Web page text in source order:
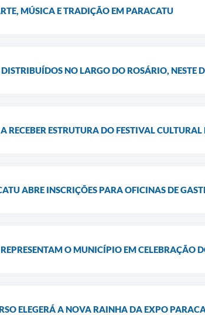
MÚSICA E TRADIÇÃO EM PARACATU
DISTRIBUÍDOS NO LARGO DO ROSÁRIO,
RECEBER ESTRUTURA DO FESTIVAL
ABRE INSCRIÇÕES PARA OFICINAS DE
O MUNICÍPIO EM CELEBRAÇÃO
ELEGERÁ A NOVA RAINHA DA EXPO